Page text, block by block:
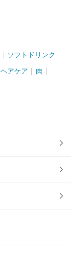
ソフトドリンク
ヘアケア 肉